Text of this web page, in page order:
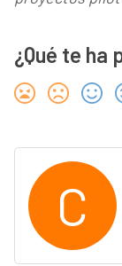
¿Qué te ha
C